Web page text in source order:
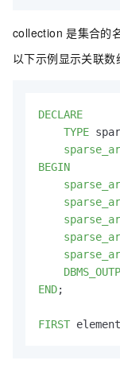
collection 是集合的
以下示例显示关联数
DECLARE
TYPE
BEGIN
END;
FIRST